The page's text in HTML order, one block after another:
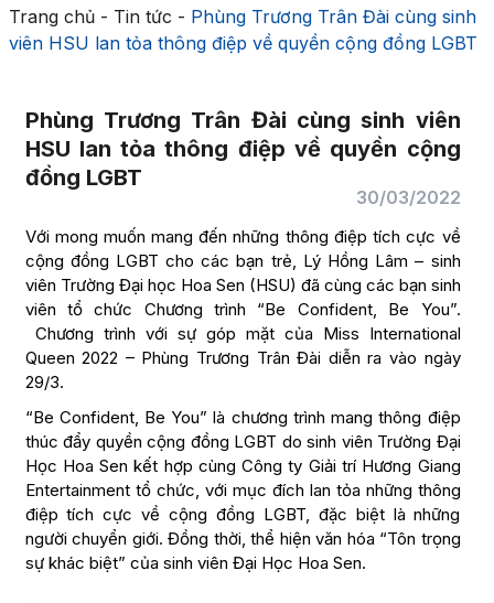
Trang chủ- Tin tức - Phùng Trương Trân Đài cùng sinh
viên HSU lan tỏa thông điệp về quyền cộng đồng LGBT
Phùng Trương Trân Đài cùng sinh viên
HSU lan tỏa thông điệp về quyền cộng
đồng LGBT
30/03/2022
Với mong muốn mang đến những thông điệp tích cực về
cộng đồng LGBT cho các bạn trẻ, Lý Hồng Lâm – sinh
viên Trường Đại học Hoa Sen (HSU) đã cùng các bạn sinh
viên tổ chức Chương trình “Be Confident, Be You”.
Chương trình với sự góp mặt của Miss International
Queen 2022 – Phùng Trương Trân Đài diễn ra vào ngày
29/3.
“Be Confident, Be You” là chương trình mang thông điệp
thúc đẩy quyền cộng đồng LGBT do sinh viên Trường Đại
Học Hoa Sen kết hợp cùng Công ty Giải trí Hương Giang
Entertainment tổ chức, với mục đích lan tỏa những thông
điệp tích cực về cộng đồng LGBT, đặc biệt là những
người chuyển giới. Đồng thời, thể hiện văn hóa “Tôn trọng
sự khác biệt” của sinh viên Đại Học Hoa Sen.